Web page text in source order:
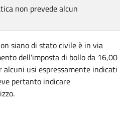
non prevede alcun
siano di stato civile è in via
dell'imposta di bollo da 16,00
alcuni usi espressamente indicati
pertanto indicare